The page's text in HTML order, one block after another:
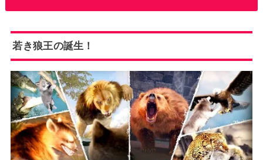
若き狼王の誕生！